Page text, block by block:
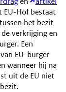
EU-Hof bestaat
het bezit
verkrijging en
Een
EU-burger
wanneer hij na
uit de EU niet